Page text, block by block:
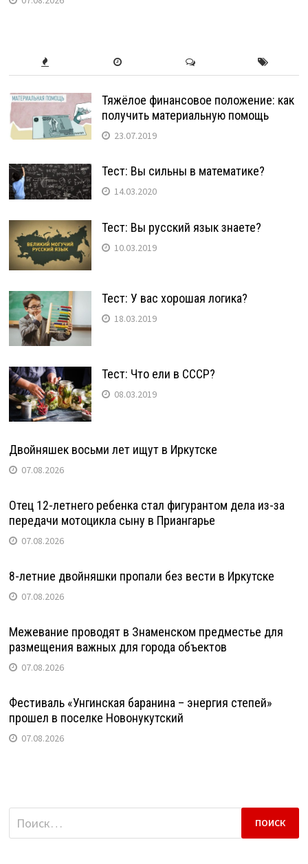
Тяжёлое финансовое положение: как
получить материальную помощь
23.07.2019
Тест: Вы сильны в математике?
14.03.2020
Тест: Вы русский язык знаете?
10.03.2019
Тест: У вас хорошая логика?
18.03.2019
Тест: Что ели в СССР?
08.03.2019
Двойняшек восьми лет ищут в Иркутске
07.08.2026
Отец 12-летнего ребенка стал фигурантом дела из-за
передачи мотоцикла сыну в Приангарье
07.08.2026
8-летние двойняшки пропали без вести в Иркутске
07.08.2026
Межевание проводят в Знаменском предместье для
размещения важных для города объектов
07.08.2026
Фестиваль «Унгинская баранина – энергия степей»
прошел в поселке Новонукутский
07.08.2026
Найти: